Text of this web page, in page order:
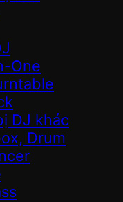
One
DJ khác
Drum